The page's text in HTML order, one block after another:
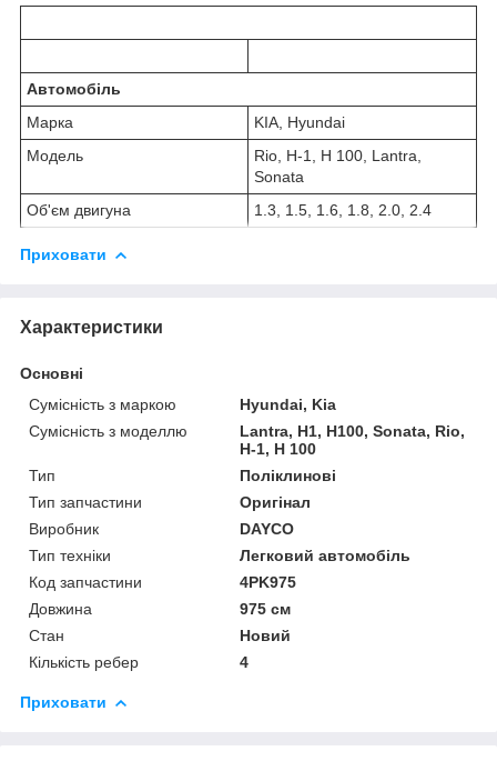
Автомобіль
Марка
KIA, Hyundai
Модель
Rio, H-1, H 100, Lantra,
Sonata
Об'єм двигуна
1.3, 1.5, 1.6, 1.8, 2.0, 2.4
Приховати
Характеристики
Основні
Сумісність з маркою
Hyundai, Kia
Сумісність з моделлю
Lantra, H1, H100, Sonata, Rio,
H-1, H 100
Тип
Поліклинові
Тип запчастини
Оригінал
Виробник
DAYCO
Тип техніки
Легковий автомобіль
Код запчастини
4PK975
Довжина
975 см
Стан
Новий
Кількість ребер
4
Приховати